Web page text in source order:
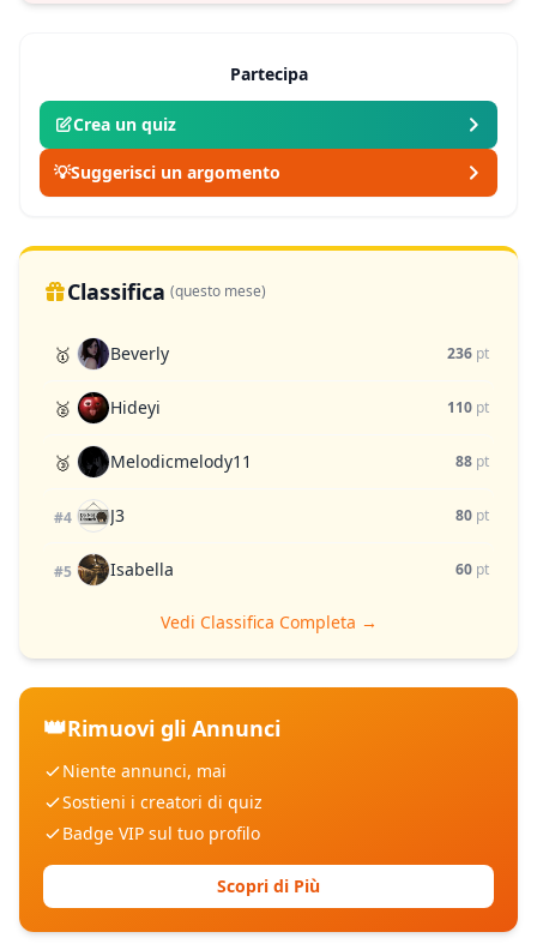
Partecipa
Crea un quiz
💡Suggerisci un argomento
Classifica (questo mese)
🥇 Beverly 236 pt
🥈 Hideyi 110 pt
🥉 Melodicmelody11 88 pt
#4 J3 80 pt
#5 Isabella 60 pt
Vedi Classifica Completa →
👑Rimuovi gli Annunci
Niente annunci, mai
Sostieni i creatori di quiz
Badge VIP sul tuo profilo
Scopri di Più